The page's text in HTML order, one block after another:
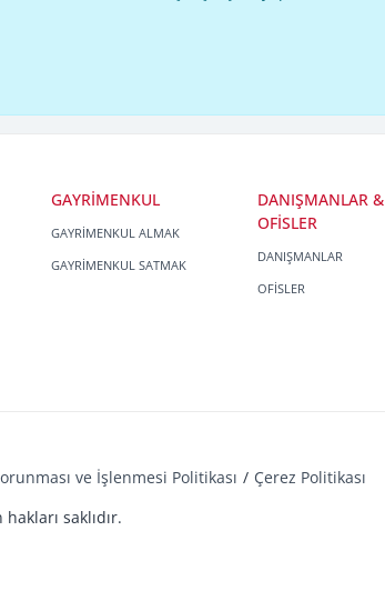
GAYRİMENKUL
GAYRİMENKUL ALMAK
GAYRİMENKUL SATMAK
DANIŞMANLAR &
OFİSLER
DANIŞMANLAR
OFİSLER
ve İşlenmesi Politikası
Çerez Politikası
saklıdır.